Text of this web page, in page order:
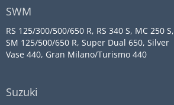
SWM
RS 125/300/500/650 R, RS 340 S, MC 250 S,
SM 125/500/650 R, Super Dual 650, Silver
Vase 440, Gran Milano/Turismo 440
Suzuki